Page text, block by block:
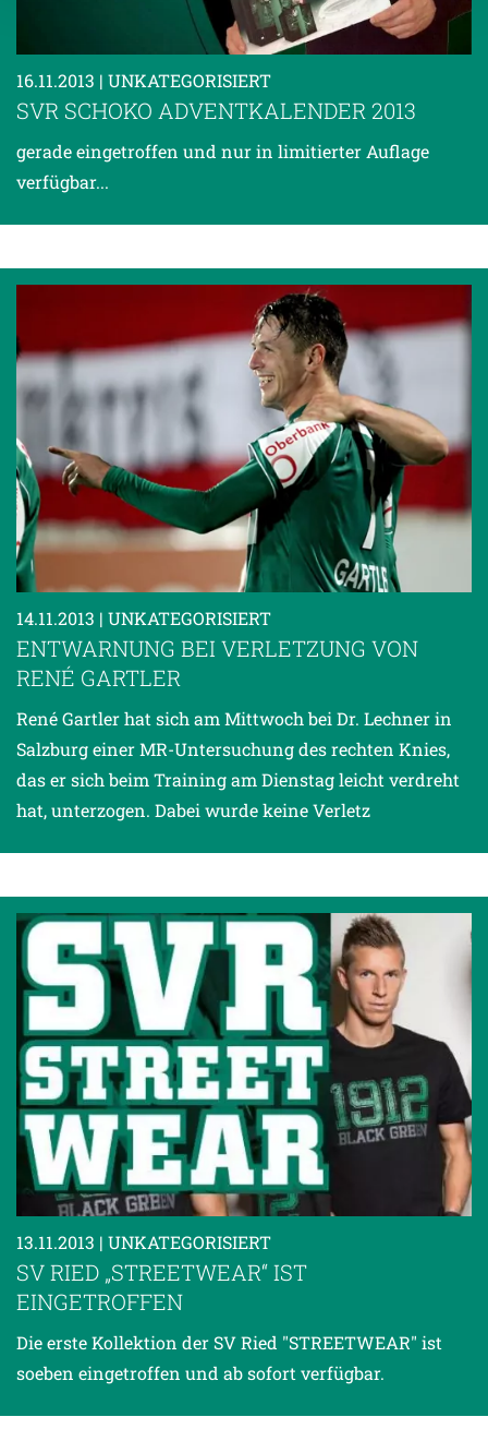
Empfänger entnehmen Sie unserer
Datenschutzerklärung.
16.11.2013 | UNKATEGORISIERT
SVR SCHOKO ADVENTKALENDER 2013
gerade eingetroffen und nur in limitierter Auflage
verfügbar...
14.11.2013 | UNKATEGORISIERT
ENTWARNUNG BEI VERLETZUNG VON
RENÉ GARTLER
René Gartler hat sich am Mittwoch bei Dr. Lechner in
Salzburg einer MR-Untersuchung des rechten Knies,
das er sich beim Training am Dienstag leicht verdreht
hat, unterzogen. Dabei wurde keine Verletz
13.11.2013 | UNKATEGORISIERT
SV RIED „STREETWEAR“ IST
EINGETROFFEN
Die erste Kollektion der SV Ried "STREETWEAR" ist
soeben eingetroffen und ab sofort verfügbar.